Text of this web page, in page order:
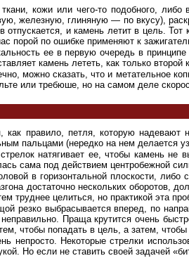
кожи или чего-то подобного,
железную, глиняную — по вкусу),
отпускается, и камень летит в цель.
порой по ошибке применяют к
ее в первую очередь в
камень лететь, как только
можно сказать, что и метательное
или требюше, но на самом деле
как правило, петля, которую
пальцами (нередко на нем делается
натягивает ее, чтобы камень не
сама под действием центробежной
в горизонтальной плоскости, либо
достаточно нескольких оборотов,
труднее целиться, но практикой эта
резко выбрасывается вперед, по
Праща крутится очень
чтобы попадать в цель, а затем,
непросто. Некоторые стрелки
Но если не ставить своей задачей